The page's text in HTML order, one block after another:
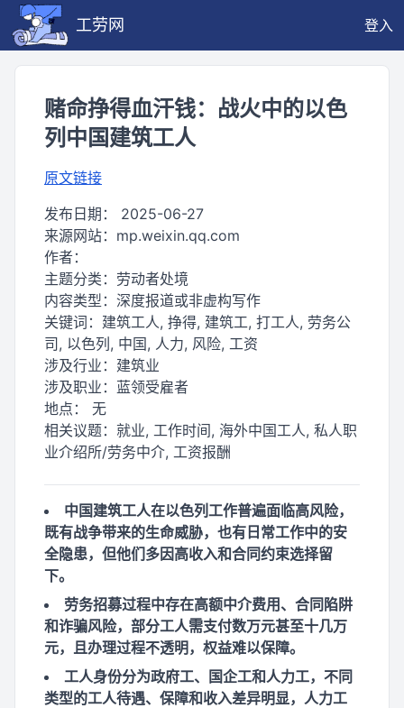
工劳网 登入
赌命挣得血汗钱：战火中的以色
列中国建筑工人
原文链接
发布日期： 2025-06-27
来源网站： mp.weixin.qq.com
作者：
主题分类： 劳动者处境
内容类型： 深度报道或非虚构写作
关键词： 建筑工人, 挣得, 建筑工, 打工人, 劳务公
司, 以色列, 中国, 人力, 风险, 工资
涉及行业： 建筑业
涉及职业： 蓝领受雇者
地点： 无
相关议题： 就业, 工作时间, 海外中国工人, 私人职
业介绍所/劳务中介, 工资报酬
中国建筑工人在以色列工作普遍面临高风险，
既有战争带来的生命威胁，也有日常工作中的安
全隐患，但他们多因高收入和合同约束选择留
下。
劳务招募过程中存在高额中介费用、合同陷阱
和诈骗风险，部分工人需支付数万元甚至十几万
元，且办理过程不透明，权益难以保障。
工人身份分为政府工、国企工和人力工，不同
类型的工人待遇、保障和收入差异明显，人力工